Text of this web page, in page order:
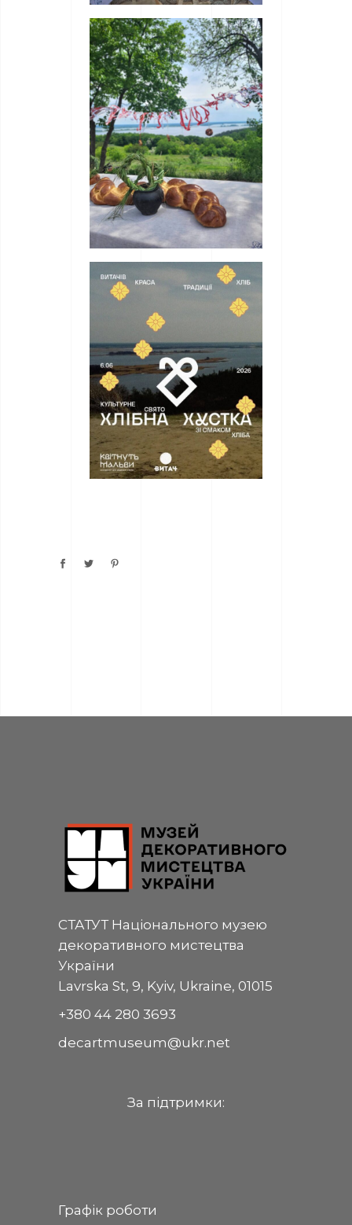
СТАТУТ Національного музею
декоративного мистецтва
України
Lavrska St, 9, Kyiv, Ukraine, 01015
+380 44 280 3693
decartmuseum@ukr.net
За пiдтримки:
Графік роботи